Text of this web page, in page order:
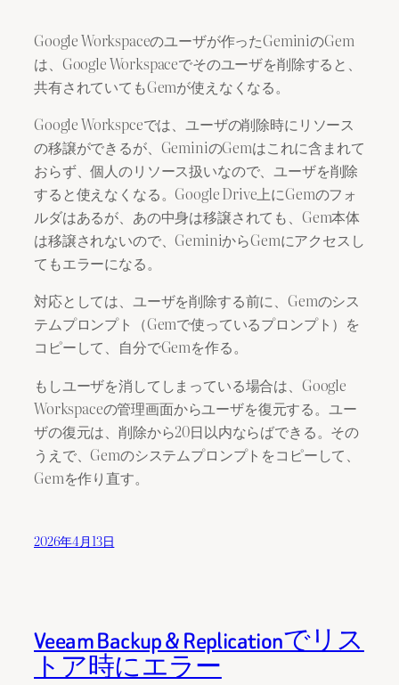
Google Workspaceのユーザが作ったGeminiのGem
は、Google Workspaceでそのユーザを削除すると、
共有されていてもGemが使えなくなる。
Google Workspceでは、ユーザの削除時にリソース
の移譲ができるが、GeminiのGemはこれに含まれて
おらず、個人のリソース扱いなので、ユーザを削除
すると使えなくなる。Google Drive上にGemのフォ
ルダはあるが、あの中身は移譲されても、Gem本体
は移譲されないので、GeminiからGemにアクセスし
てもエラーになる。
対応としては、ユーザを削除する前に、Gemのシス
テムプロンプト（Gemで使っているプロンプト）を
コピーして、自分でGemを作る。
もしユーザを消してしまっている場合は、Google
Workspaceの管理画面からユーザを復元する。ユー
ザの復元は、削除から20日以内ならばできる。その
うえで、Gemのシステムプロンプトをコピーして、
Gemを作り直す。
2026年4月13日
Veeam Backup & Replicationでリス
トア時にエラー